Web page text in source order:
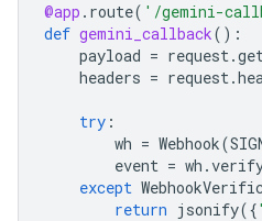
@app . route( '/gemini-
def gemini_callback():
payload = request.
headers = request.
try :
wh = Webhook(
event = wh .
except
return jsonify({